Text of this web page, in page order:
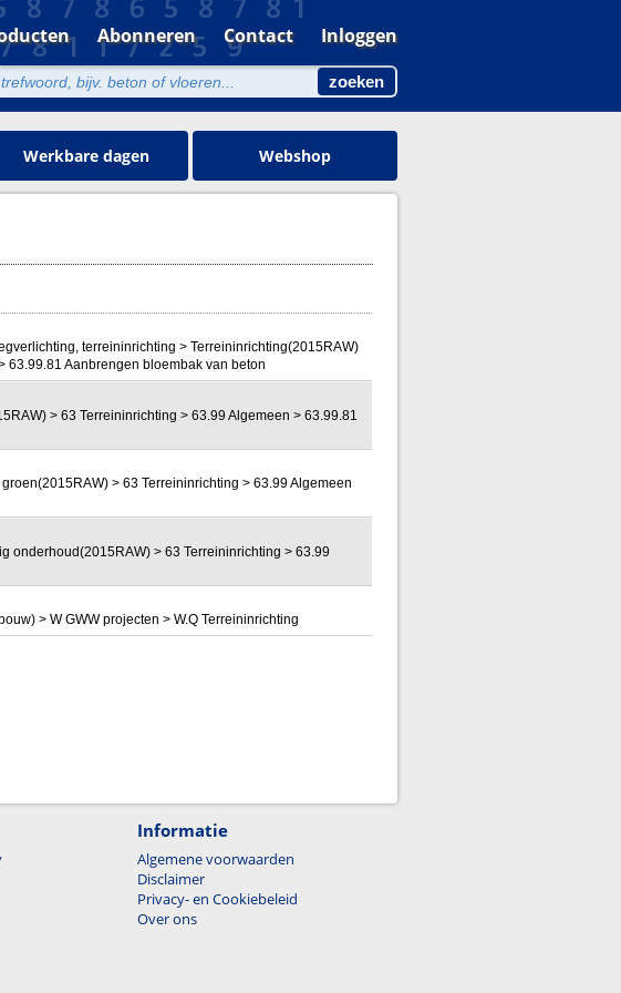
Abonneren Contact Inloggen
Werkbare dagen Webshop
terreininrichting > Terreininrichting(2015RAW)
63.99.81 Aanbrengen bloembak van beton
> 63 Terreininrichting > 63.99 Algemeen > 63.99.81
> 63 Terreininrichting > 63.99 Algemeen
onderhoud(2015RAW) > 63 Terreininrichting > 63.99
> W GWW projecten > W.Q Terreininrichting
Informatie
Algemene voorwaarden
Disclaimer
Privacy- en Cookiebeleid
Over ons